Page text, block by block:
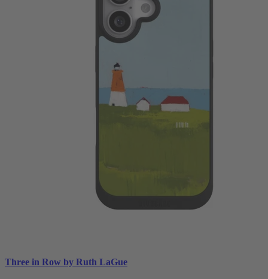
Three in Row by Ruth LaGue